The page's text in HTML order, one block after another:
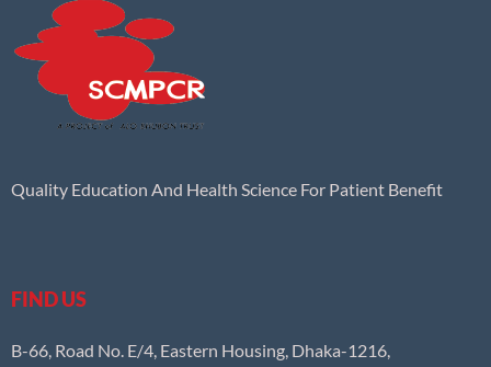
Quality Education And Health Science For Patient Benefit
FIND US
B-66, Road No. E/4, Eastern Housing, Dhaka-1216,